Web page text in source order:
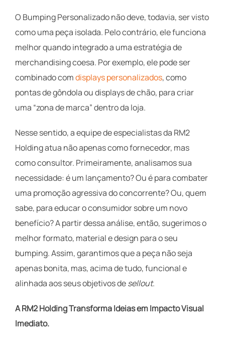
O Bumping Personalizado não deve, todavia, ser visto
como uma peça isolada. Pelo contrário, ele funciona
melhor quando integrado a uma estratégia de
merchandising coesa. Por exemplo, ele pode ser
combinado comdisplays personalizados, como
pontas de gôndola ou displays de chão, para criar
uma “zona de marca” dentro da loja.
Nesse sentido, a equipe de especialistas da RM2
Holding atua não apenas como fornecedor, mas
como consultor. Primeiramente, analisamos sua
necessidade: é um lançamento? Ou é para combater
uma promoção agressiva do concorrente? Ou, quem
sabe, para educar o consumidor sobre um novo
benefício? A partir dessa análise, então, sugerimos o
melhor formato, material e design para o seu
bumping. Assim, garantimos que a peça não seja
apenas bonita, mas, acima de tudo, funcional e
alinhada aos seus objetivos desellout.
A RM2 Holding Transforma Ideias em Impacto Visual
Imediato.